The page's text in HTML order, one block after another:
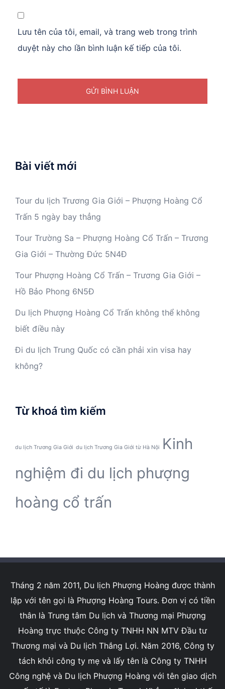
Lưu tên của tôi, email, và trang web trong trình
duyệt này cho lần bình luận kế tiếp của tôi.
Bài viết mới
Tour du lịch Trương Gia Giới – Phượng Hoàng Cổ
Trấn 5 ngày bay thẳng
Tour Trường Sa – Phượng Hoàng Cổ Trấn – Trương
Gia Giới – Thường Đức 5N4Đ
Tour Phượng Hoàng Cổ Trấn – Trương Gia Giới –
Hồ Bảo Phong 6N5Đ
Du lịch Phượng Hoàng Cổ Trấn không thể không
biết điều này
Đi du lịch Trung Quốc có cần phải xin visa hay
không?
Từ khoá tìm kiếm
du lịch Trương Gia Giới du lịch Trương Gia Giới từ Hà Nội
Kinh
nghiệm đi du lịch phượng
hoàng cổ trấn
Tháng 2 năm 2011, Du lịch Phượng Hoàng được thành
lập với tên gọi là Phượng Hoàng Tours. Đơn vị có tiền
thân là Trung tâm Du lịch và Thương mại Phượng
Hoàng trực thuộc Công ty TNHH NN MTV Đầu tư
Thương mại và Du lịch Thắng Lợi. Năm 2016, Công ty
tách khỏi công ty mẹ và lấy tên là Công ty TNHH
Công nghệ và Du lịch Phượng Hoàng với tên giao dịch